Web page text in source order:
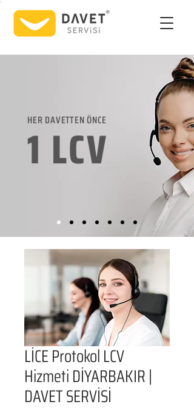
HER DAVETTEN ÖNCE
1 LCV
LİCE Protokol LCV
Hizmeti DİYARBAKIR |
DAVET SERVİSİ